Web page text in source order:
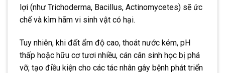
lợi (như Trichoderma, Bacillus, Actinomycetes) sẽ ức
chế và kìm hãm vi sinh vật có hại.
Tuy nhiên, khi đất ẩm độ cao, thoát nước kém, pH
thấp hoặc hữu cơ tươi nhiều, cán cân sinh học bị phá
vỡ, tạo điều kiện cho các tác nhân gây bệnh phát triển